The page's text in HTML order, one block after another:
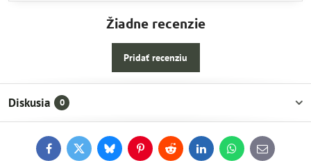
Žiadne recenzie
Pridať recenziu
Diskusia 0
FacebookTwitterBlueskyPinterestReddit LinkedInWhatsApp
E-